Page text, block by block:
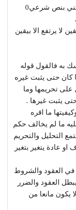
لا يرتفع الا بيقين
تمسك به فالقول قوله
كان حتى يثبت غيره
على تحريمها وما
يثبت غيرها .
وكيفيتها ما اقره
ما لم يخالف حكم
التحليل والتحريم
عادة يتغير بتغير
في العقود والشروط
العقود والضرر
يكون مانعا من